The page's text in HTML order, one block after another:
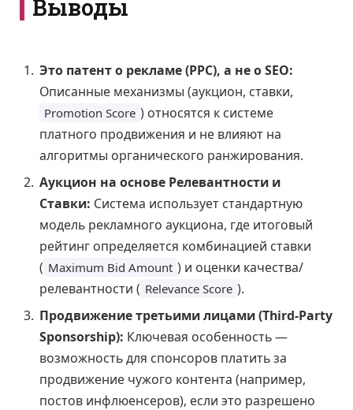
Выводы
Это патент о рекламе (PPC), а не о SEO:
Описанные механизмы (аукцион, ставки,
Promotion Score ) относятся к системе
платного продвижения и не влияют на
алгоритмы органического ранжирования.
Аукцион на основе Релевантности и
Ставки: Система использует стандартную
модель рекламного аукциона, где итоговый
рейтинг определяется комбинацией ставки
( Maximum Bid Amount ) и оценки качества/
релевантности ( Relevance Score ).
Продвижение третьими лицами (Third-Party
Sponsorship): Ключевая особенность —
возможность для спонсоров платить за
продвижение чужого контента (например,
постов инфлюенсеров), если это разрешено